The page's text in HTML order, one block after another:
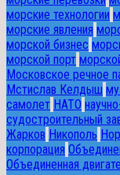
морские технологии
морские явления
морской бизнес
морской порт
Московское речное
Мстислав Келдыш
самолет НАТО
судостроительный
Жарков Никополь
корпорация
Объединенная